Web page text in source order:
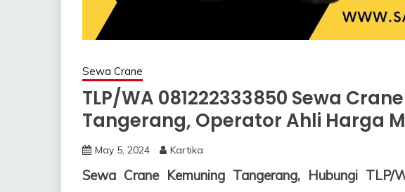
Sewa Crane
TLP/WA 081222333850 Sewa
Tangerang, Operator Ahli Harga
May 5, 2024 Kartika
Sewa Crane Kemuning Tangerang, Hubungi